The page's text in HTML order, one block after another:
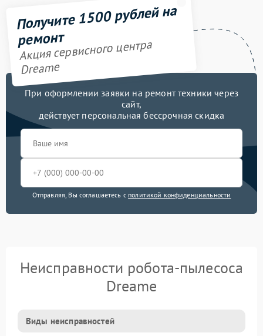
Получите 1500 рублей на
ремонт
Акция сервисного центра
Dreame
При оформлении заявки на ремонт техники через
сайт,
действует персональная бессрочная скидка
Отправляя, Вы соглашаетесь с политикой конфиденциальности
Неисправности робота-пылесоса
Dreame
Виды неисправностей